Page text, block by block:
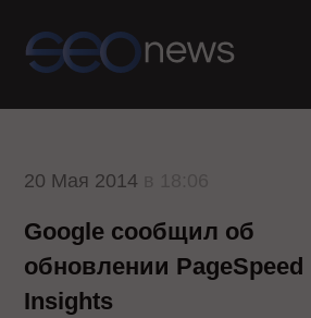
20 Мая 2014
Google сообщил об
обновлении PageSpeed
Insights